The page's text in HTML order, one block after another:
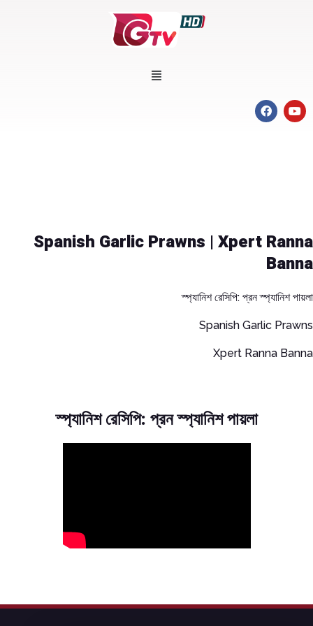
Spanish Garlic Prawns | Xpert Ranna
Banna
স্প্যানিশ রেসিপি: প্রন স্প্যানিশ পায়লা
Spanish Garlic Prawns
Xpert Ranna Banna
স্প্যানিশ রেসিপি: প্রন স্প্যানিশ পায়লা